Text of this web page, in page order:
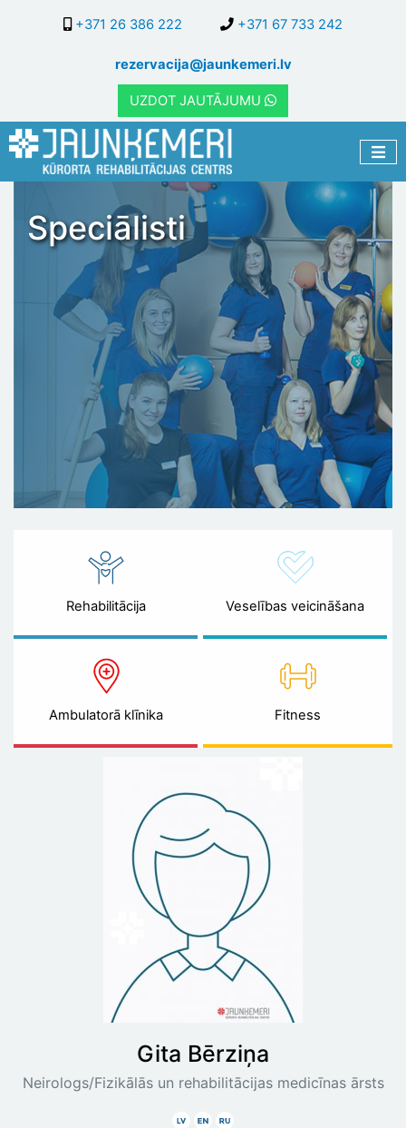
galveno
saturu
+371 26 386 222 +371 67 733 242
rezervacija@jaunkemeri.lv
UZDOT JAUTĀJUMU
Speciālisti
Rehabilitācija Veselības veicināšana
Ambulatorā klīnika Fitness
Gita Bērziņa
Neirologs/Fizikālās un rehabilitācijas medicīnas ārsts
Latviski
AngliskiKrieviski